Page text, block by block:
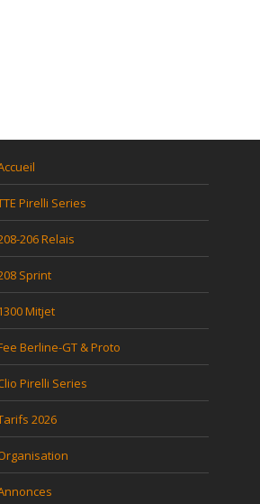
Pirelli Series
206 Relais
Sprint
Mitjet
Berline-GT & Proto
Pirelli Series
2026